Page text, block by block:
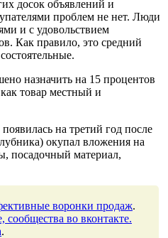
досок объявлений и
проблем не нет. Люди
и с удовольствием
Как правило, это средний
назначить на 15 процентов
товар местный и
на третий год после
окупал вложения на
посадочный материал,
воронки продаж.
сообщества во вконтакте.
.